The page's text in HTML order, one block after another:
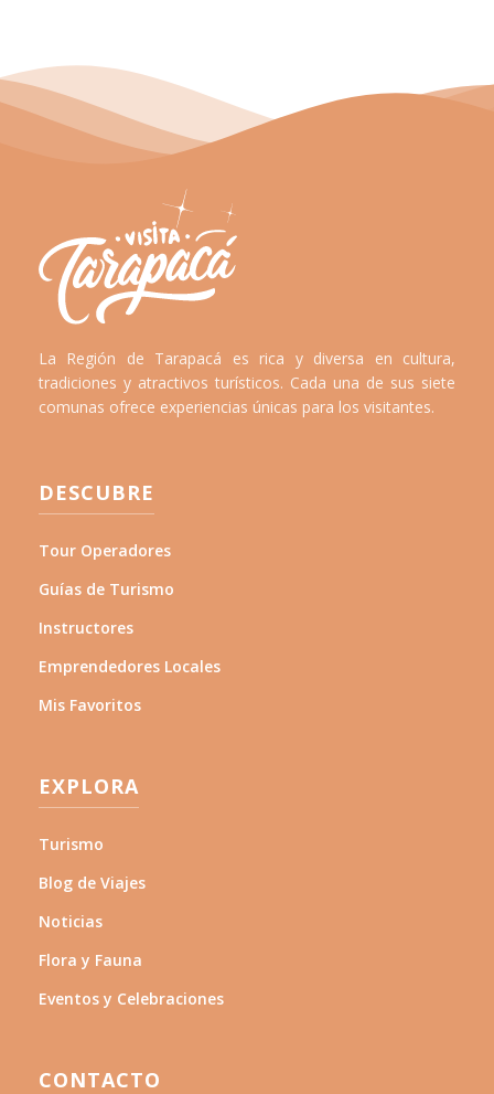
La Región de Tarapacá es rica y diversa en cultura,
tradiciones y atractivos turísticos. Cada una de sus siete
comunas ofrece experiencias únicas para los visitantes.
DESCUBRE
Tour Operadores
Guías de Turismo
Instructores
Emprendedores Locales
Mis Favoritos
EXPLORA
Turismo
Blog de Viajes
Noticias
Flora y Fauna
Eventos y Celebraciones
CONTACTO